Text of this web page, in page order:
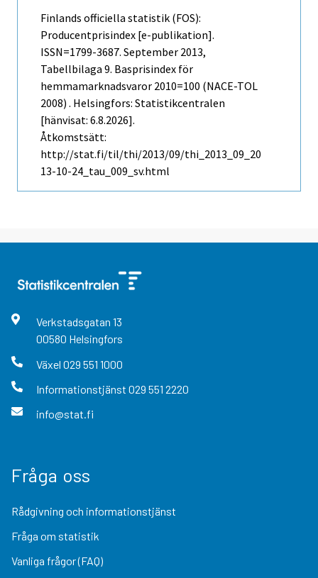
Finlands officiella statistik (FOS):
Producentprisindex [e-publikation].
ISSN=1799-3687. September 2013,
Tabellbilaga 9. Basprisindex för
hemmamarknadsvaror 2010=100 (NACE-TOL
2008) . Helsingfors: Statistikcentralen
[hänvisat: 6.8.2026].
Åtkomstsätt:
http://stat.fi/til/thi/2013/09/thi_2013_09_20
13-10-24_tau_009_sv.html
Verkstadsgatan 13
00580 Helsingfors
Växel 029 551 1000
Informationstjänst 029 551 2220
info@stat.fi
Fråga oss
Rådgivning och informationstjänst
Fråga om statistik
Vanliga frågor (FAQ)